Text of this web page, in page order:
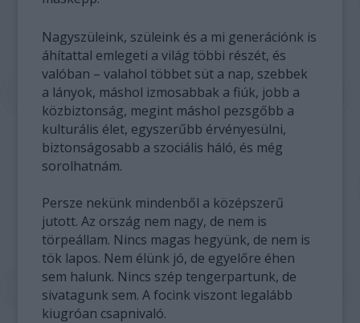
Nagyszüleink, szüleink és a mi generációnk is
áhítattal emlegeti a világ többi részét, és
valóban – valahol többet süt a nap, szebbek
a lányok, máshol izmosabbak a fiúk, jobb a
közbiztonság, megint máshol pezsgőbb a
kulturális élet, egyszerűbb érvényesülni,
biztonságosabb a szociális háló, és még
sorolhatnám.
Persze nekünk mindenből a középszerű
jutott. Az ország nem nagy, de nem is
törpeállam. Nincs magas hegyünk, de nem is
tök lapos. Nem élünk jó, de egyelőre éhen
sem halunk. Nincs szép tengerpartunk, de
sivatagunk sem. A focink viszont legalább
kiugróan csapnivaló.